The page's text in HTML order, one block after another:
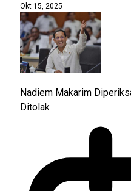
Okt 15, 2025
Nadiem Makarim
Ditolak